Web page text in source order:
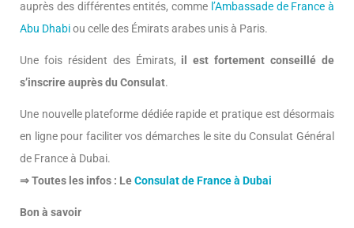
auprès des différentes entités, comme l’Ambassade de France à
Abu Dhabiou celle des Émirats arabes unis à Paris.
Une fois résident des Émirats, il est fortement conseillé de
s’inscrire auprès du Consulat.
Une nouvelle plateforme dédiée rapide et pratique est désormais
en ligne pour faciliter vos démarches le site du Consulat Général
de France à Dubai.
⇒ Toutes les infos : LeConsulat de France à Dubai
Bon à savoir